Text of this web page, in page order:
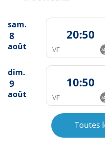
sam.
8
août
20:50
VF
dim.
9
août
10:50
VF
Toutes